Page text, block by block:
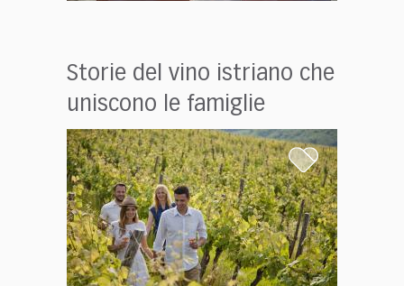
Storie del vino istriano che
uniscono le famiglie